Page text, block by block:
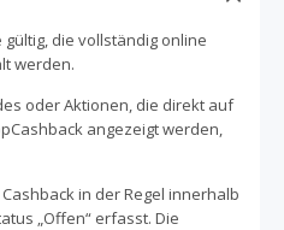
die vollständig online
werden.
oder Aktionen, die direkt auf
angezeigt werden,
in der Regel innerhalb
„Offen“ erfasst. Die